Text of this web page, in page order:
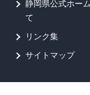
静岡県公式ホー
て
リンク集
サイトマップ